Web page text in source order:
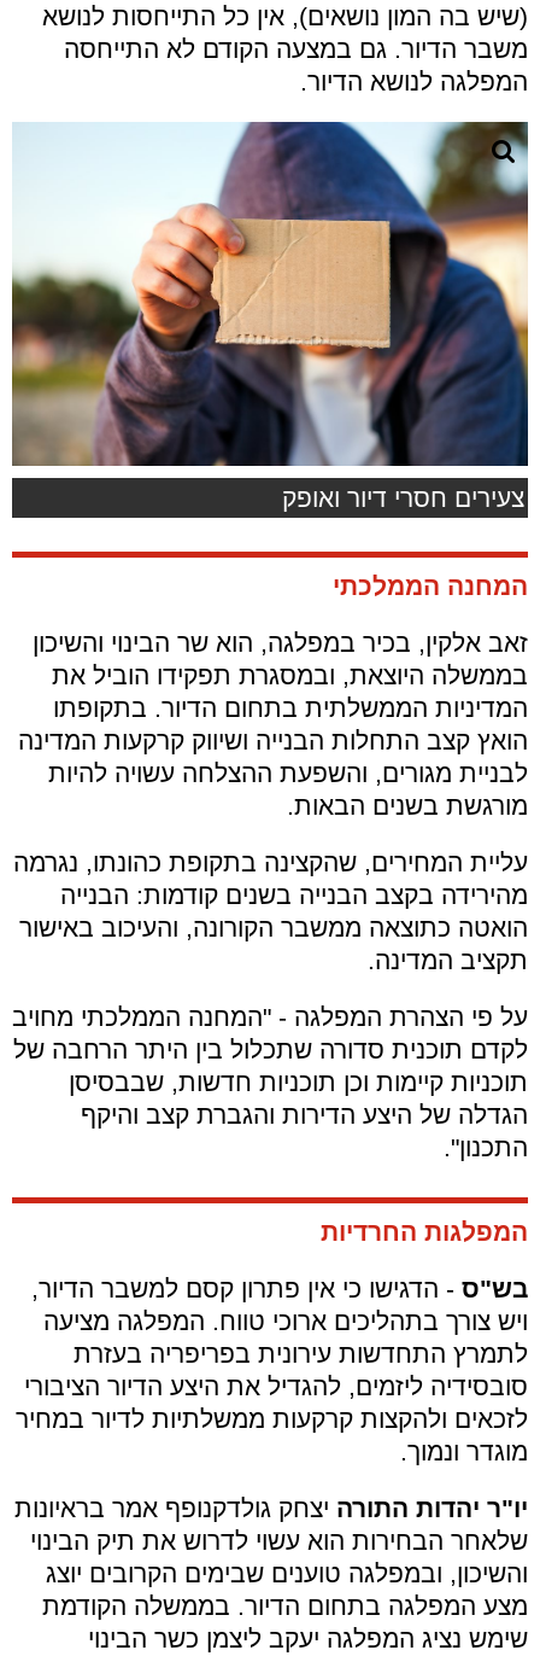
(שיש בה המון נושאים), אין כל התייחסות לנושא
משבר הדיור. גם במצעה הקודם לא התייחסה
המפלגה לנושא הדיור.
צעירים חסרי דיור ואופק
המחנה הממלכתי
זאב אלקין, בכיר במפלגה, הוא שר הבינוי והשיכון
בממשלה היוצאת, ובמסגרת תפקידו הוביל את
המדיניות הממשלתית בתחום הדיור. בתקופתו
הואץ קצב התחלות הבנייה ושיווק קרקעות המדינה
לבניית מגורים, והשפעת ההצלחה עשויה להיות
מורגשת בשנים הבאות.
עליית המחירים, שהקצינה בתקופת כהונתו, נגרמה
מהירידה בקצב הבנייה בשנים קודמות: הבנייה
הואטה כתוצאה ממשבר הקורונה, והעיכוב באישור
תקציב המדינה.
על פי הצהרת המפלגה - "המחנה הממלכתי מחויב
לקדם תוכנית סדורה שתכלול בין היתר הרחבה של
תוכניות קיימות וכן תוכניות חדשות, שבבסיסן
הגדלה של היצע הדירות והגברת קצב והיקף
התכנון".
המפלגות החרדיות
בש"ס - הדגישו כי אין פתרון קסם למשבר הדיור,
ויש צורך בתהליכים ארוכי טווח. המפלגה מציעה
לתמרץ התחדשות עירונית בפריפריה בעזרת
סובסידיה ליזמים, להגדיל את היצע הדיור הציבורי
לזכאים ולהקצות קרקעות ממשלתיות לדיור במחיר
מוגדר ונמוך.
יו"ר יהדות התורה יצחק גולדקנופף אמר בראיונות
שלאחר הבחירות הוא עשוי לדרוש את תיק הבינוי
והשיכון, ובמפלגה טוענים שבימים הקרובים יוצג
מצע המפלגה בתחום הדיור. בממשלה הקודמת
שימש נציג המפלגה יעקב ליצמן כשר הבינוי